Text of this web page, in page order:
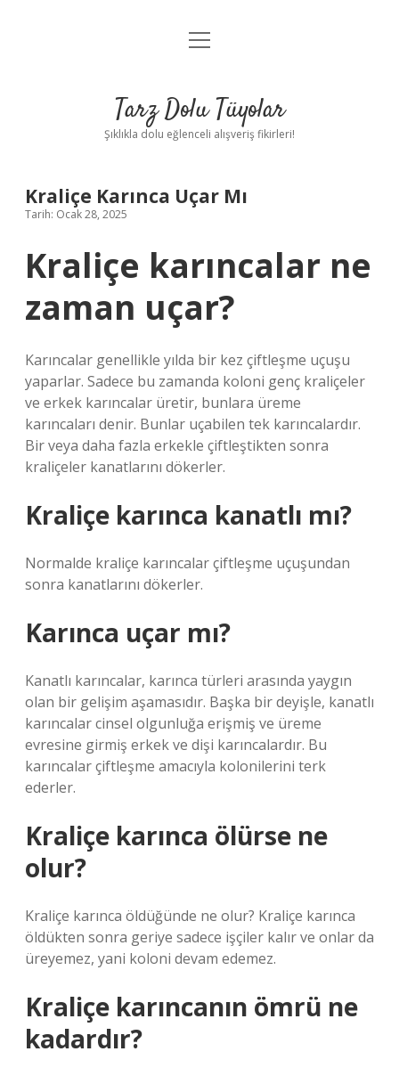
Anasayfa
Yasal Uyarı
menüyü
Tarz Dolu Tüyolar
Şıklıkla dolu eğlenceli alışveriş fikirleri!
Kraliçe Karınca Uçar Mı
Tarih: Ocak 28, 2025
Kraliçe karıncalar ne
zaman uçar?
Karıncalar genellikle yılda bir kez çiftleşme uçuşu
yaparlar. Sadece bu zamanda koloni genç kraliçeler
ve erkek karıncalar üretir, bunlara üreme
karıncaları denir. Bunlar uçabilen tek karıncalardır.
Bir veya daha fazla erkekle çiftleştikten sonra
kraliçeler kanatlarını dökerler.
Kraliçe karınca kanatlı mı?
Normalde kraliçe karıncalar çiftleşme uçuşundan
sonra kanatlarını dökerler.
Karınca uçar mı?
Kanatlı karıncalar, karınca türleri arasında yaygın
olan bir gelişim aşamasıdır. Başka bir deyişle, kanatlı
karıncalar cinsel olgunluğa erişmiş ve üreme
evresine girmiş erkek ve dişi karıncalardır. Bu
karıncalar çiftleşme amacıyla kolonilerini terk
ederler.
Kraliçe karınca ölürse ne
olur?
Kraliçe karınca öldüğünde ne olur? Kraliçe karınca
öldükten sonra geriye sadece işçiler kalır ve onlar da
üreyemez, yani koloni devam edemez.
Kraliçe karıncanın ömrü ne
kadardır?